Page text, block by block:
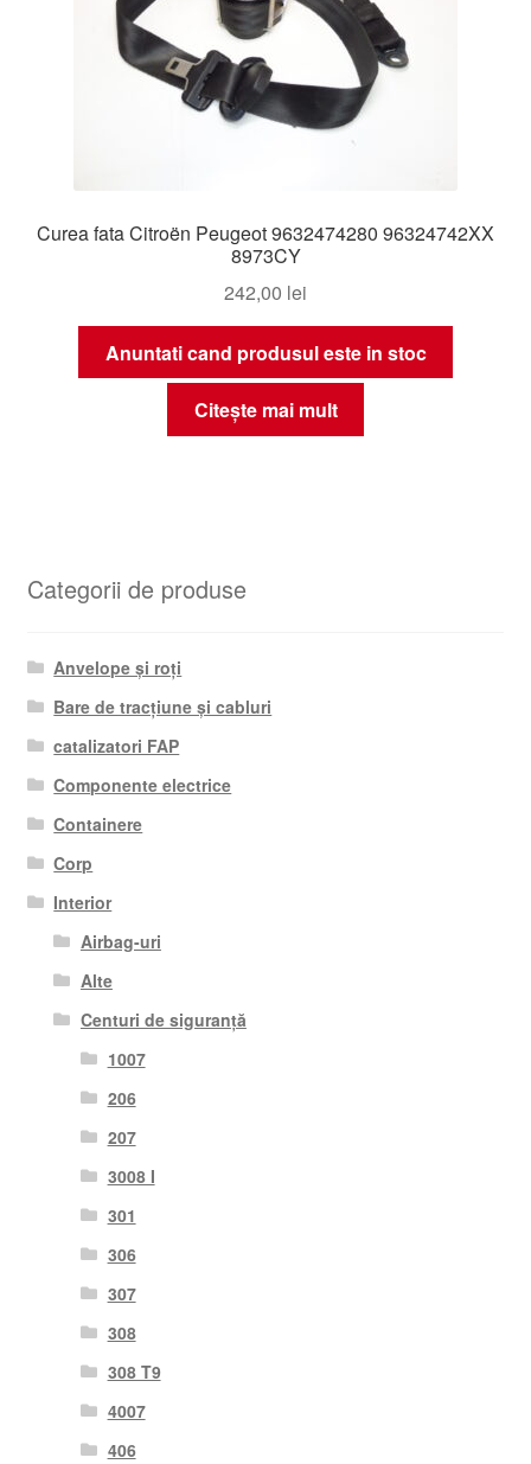
Curea fata Citroën Peugeot 9632474280 96324742XX
8973CY
242,00 lei
Anuntati cand produsul este in stoc
Citește mai mult
Categorii de produse
Anvelope și roți
Bare de tracțiune și cabluri
catalizatori FAP
Componente electrice
Containere
Corp
Interior
Airbag-uri
Alte
Centuri de siguranță
1007
206
207
3008 I
301
306
307
308
308 T9
4007
406